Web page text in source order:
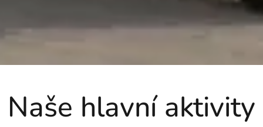
Naše hlavní aktivity